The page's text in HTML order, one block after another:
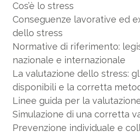
Cos’è lo stress
Conseguenze lavorative ed
dello stress
Normative di riferimento:
nazionale e internazionale
La valutazione dello stress:
disponibili e la corretta
Linee guida per la
Simulazione di una corretta
Prevenzione individuale e